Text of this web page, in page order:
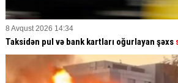
8 Avqust 2026 14:34
Taksidən pul və bank kartları oğurlayan şəxs